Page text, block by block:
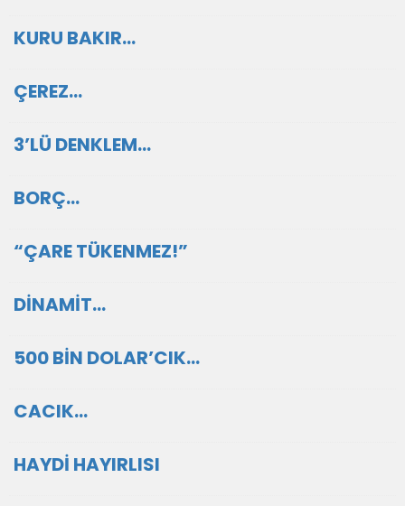
KURU BAKIR…
ÇEREZ…
3’LÜ DENKLEM…
BORÇ…
“ÇARE TÜKENMEZ!”
DİNAMİT…
500 BİN DOLAR’CIK…
CACIK…
HAYDİ HAYIRLISI